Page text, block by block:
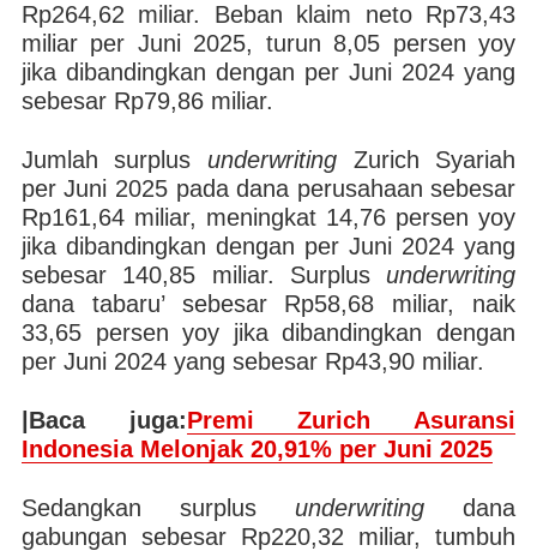
Rp264,62 miliar. Beban klaim neto Rp73,43
miliar per Juni 2025, turun 8,05 persen yoy
jika dibandingkan dengan per Juni 2024 yang
sebesar Rp79,86 miliar.
Jumlah surplus underwriting Zurich Syariah
per Juni 2025 pada dana perusahaan sebesar
Rp161,64 miliar, meningkat 14,76 persen yoy
jika dibandingkan dengan per Juni 2024 yang
sebesar 140,85 miliar. Surplus underwriting
dana tabaru’ sebesar Rp58,68 miliar, naik
33,65 persen yoy jika dibandingkan dengan
per Juni 2024 yang sebesar Rp43,90 miliar.
|Baca juga:Premi Zurich Asuransi
Indonesia Melonjak 20,91% per Juni 2025
Sedangkan surplus underwriting dana
gabungan sebesar Rp220,32 miliar, tumbuh